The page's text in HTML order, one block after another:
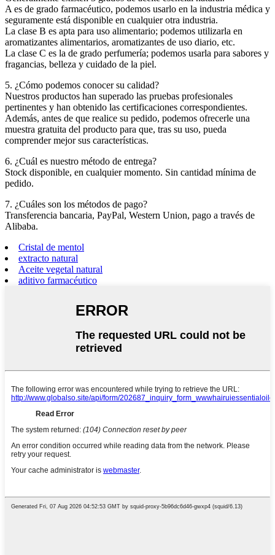
A es de grado farmacéutico, podemos usarlo en la industria médica y
seguramente está disponible en cualquier otra industria.
La clase B es apta para uso alimentario; podemos utilizarla en
aromatizantes alimentarios, aromatizantes de uso diario, etc.
La clase C es la de grado perfumería; podemos usarla para sabores y
fragancias, belleza y cuidado de la piel.
5. ¿Cómo podemos conocer su calidad?
Nuestros productos han superado las pruebas profesionales
pertinentes y han obtenido las certificaciones correspondientes.
Además, antes de que realice su pedido, podemos ofrecerle una
muestra gratuita del producto para que, tras su uso, pueda
comprender mejor sus características.
6. ¿Cuál es nuestro método de entrega?
Stock disponible, en cualquier momento. Sin cantidad mínima de
pedido.
7. ¿Cuáles son los métodos de pago?
Transferencia bancaria, PayPal, Western Union, pago a través de
Alibaba.
Cristal de mentol
extracto natural
Aceite vegetal natural
aditivo farmacéutico